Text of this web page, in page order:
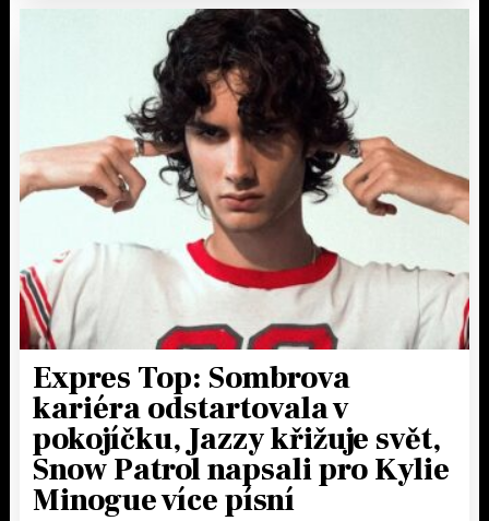
Expres Top: Sombrova
kariéra odstartovala v
pokojíčku, Jazzy křižuje svět,
Snow Patrol napsali pro Kylie
Minogue více písní